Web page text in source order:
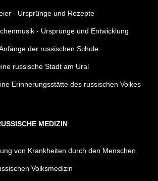
- Ursprünge und Rezepte
- Ursprünge und Entwicklung
der russischen Schule
russische Stadt am Ural
Erinnerungsstätte des russischen Volkes
MEDIZIN
von Krankheiten durch den Menschen
Volksmedizin